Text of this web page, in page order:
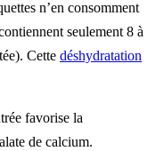
n’en consomment
seulement 8 à
Cette déshydratation
favorise la
de calcium.